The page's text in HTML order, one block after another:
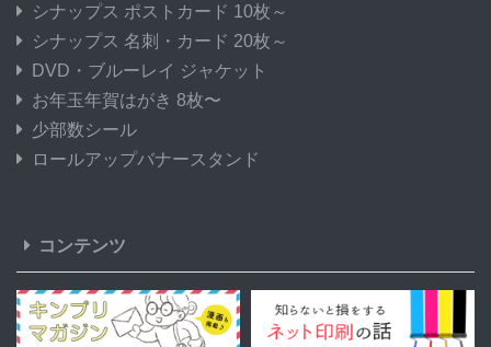
シナップス ポストカード 10枚～
シナップス 名刺・カード 20枚～
DVD・ブルーレイ ジャケット
お年玉年賀はがき 8枚〜
少部数シール
ロールアップバナースタンド
コンテンツ